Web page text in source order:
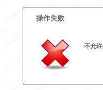
操作失败
不允